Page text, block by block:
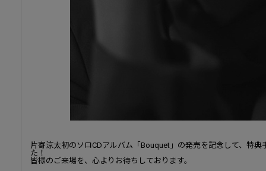
片寄涼太初のソロCDアルバム「Bouquet」の発売を記念して、特
た！
皆様のご来場を、心よりお待ちしております。